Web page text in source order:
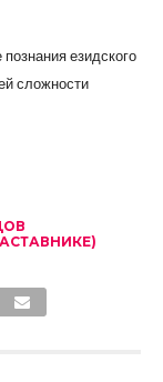
езидского
сложности